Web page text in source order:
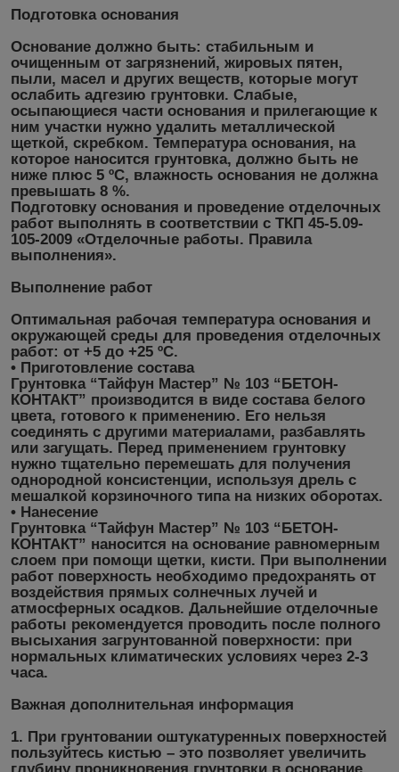
Подготовка основания
Основание должно быть: стабильным и
очищенным от загрязнений, жировых пятен,
пыли, масел и других веществ, которые могут
ослабить адгезию грунтовки. Слабые,
осыпающиеся части основания и прилегающие к
ним участки нужно удалить металлической
щеткой, скребком. Температура основания, на
которое наносится грунтовка, должно быть не
ниже плюс 5 ºС, влажность основания не должна
превышать 8 %.
Подготовку основания и проведение отделочных
работ выполнять в соответствии с ТКП 45-5.09-
105-2009 «Отделочные работы. Правила
выполнения».
Выполнение работ
Оптимальная рабочая температура основания и
окружающей среды для проведения отделочных
работ: от +5 до +25 ºС.
• Приготовление состава
Грунтовка “Тайфун Мастер” № 103 “БЕТОН-
КОНТАКТ” производится в виде состава белого
цвета, готового к применению. Его нельзя
соединять с другими материалами, разбавлять
или загущать. Перед применением грунтовку
нужно тщательно перемешать для получения
однородной консистенции, используя дрель с
мешалкой корзиночного типа на низких оборотах.
• Нанесение
Грунтовка “Тайфун Мастер” № 103 “БЕТОН-
КОНТАКТ” наносится на основание равномерным
слоем при помощи щетки, кисти. При выполнении
работ поверхность необходимо предохранять от
воздействия прямых солнечных лучей и
атмосферных осадков. Дальнейшие отделочные
работы рекомендуется проводить после полного
высыхания загрунтованной поверхности: при
нормальных климатических условиях через 2-3
часа.
Важная дополнительная информация
1. При грунтовании оштукатуренных поверхностей
пользуйтесь кистью – это позволяет увеличить